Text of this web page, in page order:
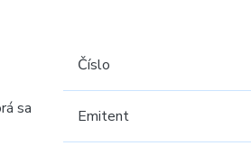
sa
Číslo
Emitent